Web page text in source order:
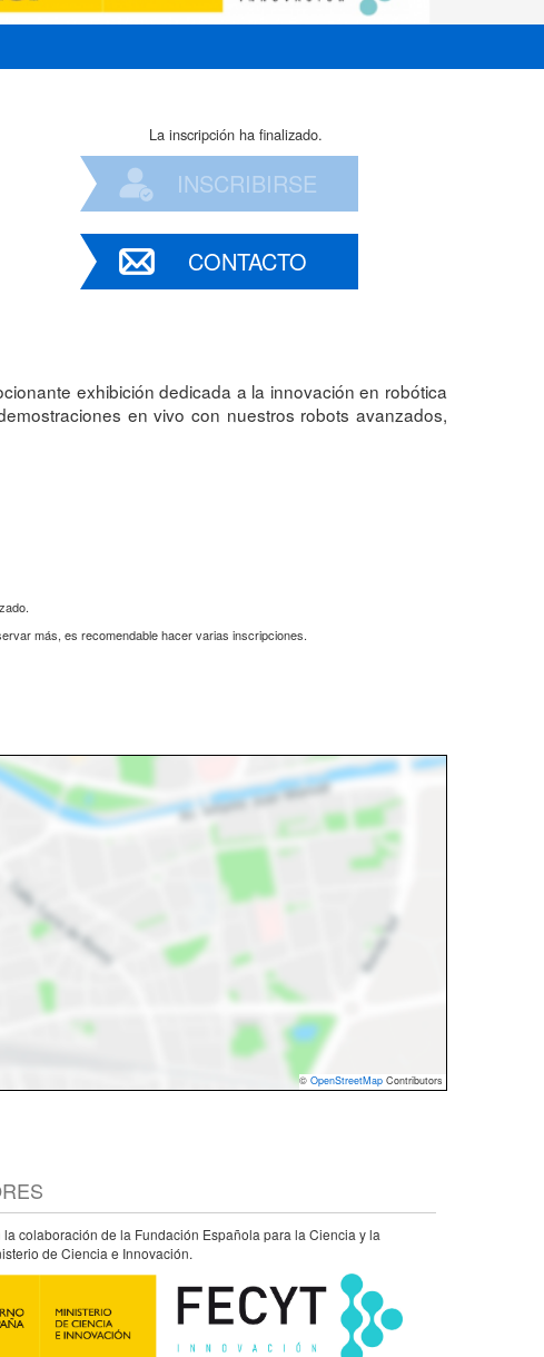
La inscripción ha finalizado.
INSCRIBIRSE
CONTACTO
exhibición dedicada a la innovación en robótica
en vivo con nuestros robots avanzados,
más, es recomendable hacer varias inscripciones.
© OpenStreetMap Contributors
la colaboración de la Fundación Española para la Ciencia y la
de Ciencia e Innovación.